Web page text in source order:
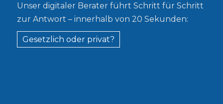
Unser digitaler Berater führt Schritt für Schritt
zur Antwort – innerhalb von 20 Sekunden:
Gesetzlich oder privat?